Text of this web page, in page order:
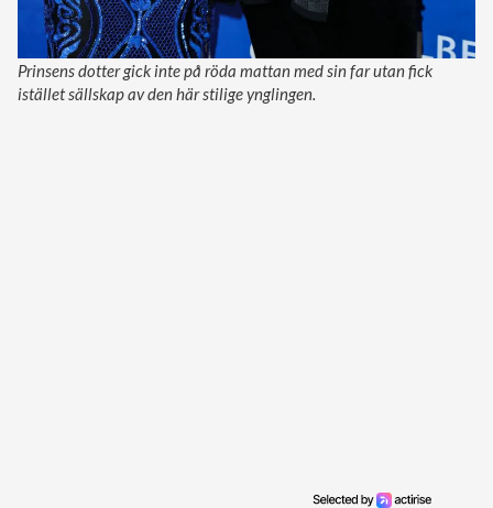
Prinsens dotter gick inte på röda mattan med sin far utan fick
istället sällskap av den här stilige ynglingen.